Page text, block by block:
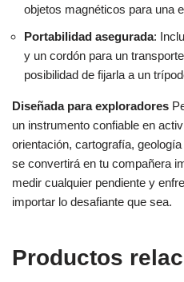
objetos magnéticos para una
Portabilidad asegurada:
y un cordón para un
posibilidad de fijarla a un
Diseñada para exploradores
un instrumento confiable en
orientación, cartografía,
se convertirá en tu compañera
medir cualquier pendiente y
importar lo desafiante que sea.
Productos